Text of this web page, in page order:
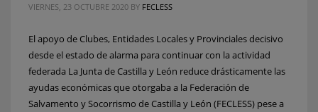
VIERNES, 23 OCTUBRE 2020 BY FECLESS
El apoyo de Clubes, Entidades Locales y Provinciales decisivo
desde el estado de alarma para continuar con la actividad
federada La Junta de Castilla y León reduce drásticamente las
ayudas económicas que otorgaba a la Federación de
Salvamento y Socorrismo de Castilla y León (FECLESS) pese a